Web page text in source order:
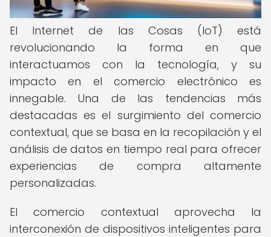
El Internet de las Cosas (IoT) está
revolucionando la forma en que
interactuamos con la tecnología, y su
impacto en el comercio electrónico es
innegable. Una de las tendencias más
destacadas es el surgimiento del comercio
contextual, que se basa en la recopilación y el
análisis de datos en tiempo real para ofrecer
experiencias de compra altamente
personalizadas.
El comercio contextual aprovecha la
interconexión de dispositivos inteligentes para